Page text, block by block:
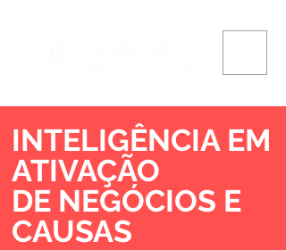
INTELIGÊNCIA EM
ATIVAÇÃO
DE NEGÓCIOS E
CAUSAS